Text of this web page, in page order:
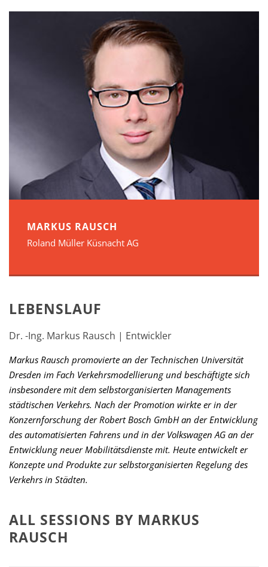
MARKUS RAUSCH
Roland Müller Küsnacht AG
LEBENSLAUF
Dr. -Ing. Markus Rausch | Entwickler
Markus Rausch promovierte an der Technischen Universität
Dresden im Fach Verkehrsmodellierung und beschäftigte sich
insbesondere mit dem selbstorganisierten Managements
städtischen Verkehrs. Nach der Promotion wirkte er in der
Konzernforschung der Robert Bosch GmbH an der Entwicklung
des automatisierten Fahrens und in der Volkswagen AG an der
Entwicklung neuer Mobilitätsdienste mit. Heute entwickelt er
Konzepte und Produkte zur selbstorganisierten Regelung des
Verkehrs in Städten.
ALL SESSIONS BY MARKUS
RAUSCH